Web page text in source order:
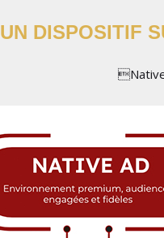
UN DISPOSITIF